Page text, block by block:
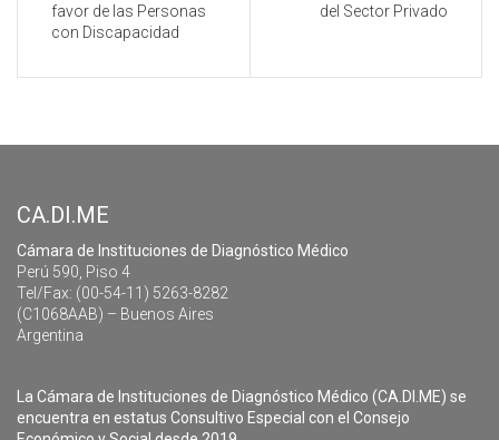
favor de las Personas
con Discapacidad
del Sector Privado
CA.DI.ME
Cámara de Instituciones de Diagnóstico Médico
Perú 590, Piso 4
Tel/Fax: (00-54-11) 5263-8282
(C1068AAB) – Buenos Aires
Argentina
La Cámara de Instituciones de Diagnóstico Médico (CA.DI.ME) se
encuentra en estatus Consultivo Especial con el Consejo